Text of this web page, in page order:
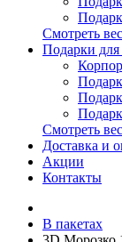
Смотреть
Подарки для
Смотреть
Доставка и
Акции
Контакты
В пакетах